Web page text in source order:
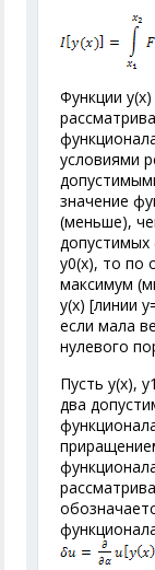
Функции
условиями
значение
(меньше),
допустимых
у0(х), то по
максимум
у(х) [линии
если мала
нулевого
Пусть у(х), у
два